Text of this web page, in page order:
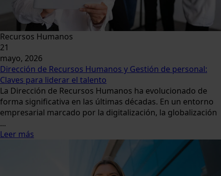
Recursos Humanos
21
mayo, 2026
Dirección de Recursos Humanos y Gestión de personal:
Claves para liderar el talento
La Dirección de Recursos Humanos ha evolucionado de
forma significativa en las últimas décadas. En un entorno
empresarial marcado por la digitalización, la globalización
...
Leer más